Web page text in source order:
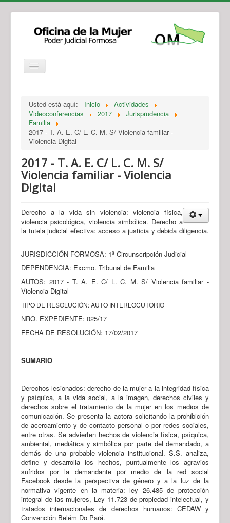
Legislación
Novedades
Recursos y Servicios de Atención
Usted está aquí: Inicio
Actividades
Videoconferencias
2017
Jurisprudencia
Familia
2017 - T. A. E. C/ L. C. M. S/ Violencia familiar -
Violencia Digital
2017 - T. A. E. C/ L. C. M. S/
Violencia familiar - Violencia
Digital
Derecho a la vida sin violencia: violencia física,
violencia psicológica, violencia simbólica. Derecho a
la tutela judicial efectiva: acceso a justicia y debida diligencia.
JURISDICCIÓN FORMOSA: 1ª Circunscripción Judicial
DEPENDENCIA: Excmo. Tribunal de Familia
AUTOS: 2017 - T. A. E. C/ L. C. M. S/ Violencia familiar -
Violencia Digital
TIPO DE RESOLUCIÓN: AUTO INTERLOCUTORIO
NRO. EXPEDIENTE: 025/17
FECHA DE RESOLUCIÓN: 17/02/2017
SUMARIO
Derechos lesionados: derecho de la mujer a la integridad física
y psíquica, a la vida social, a la imagen, derechos civiles y
derechos sobre el tratamiento de la mujer en los medios de
comunicación. Se presenta la actora solicitando la prohibición
de acercamiento y de contacto personal o por redes sociales,
entre otras. Se advierten hechos de violencia física, psíquica,
ambiental, mediática y simbólica por parte del demandado, a
demás de una probable violencia institucional. S.S. analiza,
define y desarrolla los hechos, puntualmente los agravios
sufridos por la demandante por medio de la red social
Facebook desde la perspectiva de género y a la luz de la
normativa vigente en la materia: ley 26.485 de protección
integral de las mujeres, Ley 11.723 de propiedad intelectual, y
tratados internacionales de derechos humanos: CEDAW y
Convención Belém Do Pará.